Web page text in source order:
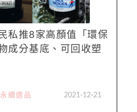
私推8家高顏值「環保
成分基底、可回收塑
永續選品 2021-12-21